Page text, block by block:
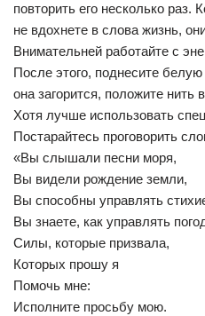
повторить его несколько раз.
не вдохнете в слова жизнь,
Внимательней работайте с
После этого, поднесите
она загорится, положите
Хотя лучше использовать
Постарайтесь проговорить
«Вы слышали песни моря,
Вы видели рождение земли,
Вы способны управлять
Вы знаете, как управлять
Силы, которые призвала,
Которых прошу я
Помочь мне:
Исполните просьбу мою.